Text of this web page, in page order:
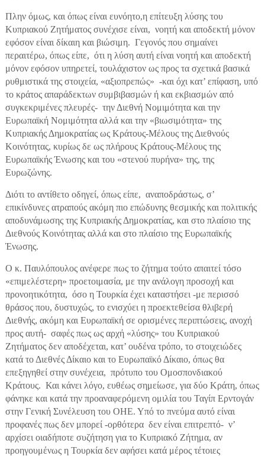
Πλην όμως, και όπως είναι ευνόητο,η επίτευξη λύσης του
Κυπριακού Ζητήματος συνέχισε είναι, νοητή και αποδεκτή μόνον
εφόσον είναι δίκαιη και βιώσιμη. Γεγονός που σημαίνει
περαιτέρω, όπως είπε, ότι η λύση αυτή είναι νοητή και αποδεκτή
μόνον εφόσον υπηρετεί, τουλάχιστον ως προς τα σχετικά βασικά
ρυθμιστικά της στοιχεία, «αξιοπρεπώς» -και όχι κατ’ επίφαση, υπό
το κράτος απαράδεκτων συμβιβασμών ή και εκβιασμών από
συγκεκριμένες πλευρές- την Διεθνή Νομιμότητα και την
Ευρωπαϊκή Νομιμότητα αλλά και την «βιωσιμότητα» της
Κυπριακής Δημοκρατίας ως Κράτους-Μέλους της Διεθνούς
Κοινότητας, κυρίως δε ως πλήρους Κράτους-Μέλους της
Ευρωπαϊκής Ένωσης και του «στενού πυρήνα» της, της
Ευρωζώνης.
Διότι το αντίθετο οδηγεί, όπως είπε, αναποδράστως, σ’
επικίνδυνες ατραπούς ακόμη πιο επώδυνης θεσμικής και πολιτικής
αποδυνάμωσης της Κυπριακής Δημοκρατίας, και στο πλαίσιο της
Διεθνούς Κοινότητας αλλά και στο πλαίσιο της Ευρωπαϊκής
Ένωσης.
Ο κ. Παυλόπουλος ανέφερε πως το ζήτημα τούτο απαιτεί τόσο
«επιμελέστερη» προετοιμασία, με την ανάλογη προσοχή και
προνοητικότητα, όσο η Τουρκία έχει καταστήσει -με περισσό
θράσος που, δυστυχώς, το ενισχύει η προεκτεθείσα θλιβερή
Διεθνής, ακόμη και Ευρωπαϊκή σε ορισμένες περιπτώσεις, ανοχή
προς αυτή- σαφές πως ως αρχή «λύσης» του Κυπριακού
Ζητήματος δεν αποδέχεται, κατ’ ουδένα τρόπο, το στοιχειώδες
κατά το Διεθνές Δίκαιο και το Ευρωπαϊκό Δίκαιο, όπως θα
επεξηγηθεί στην συνέχεια, πρότυπο του Ομοσπονδιακού
Κράτους. Και κάνει λόγο, ευθέως σημείωσε, για δύο Κράτη, όπως
φάνηκε και κατά την προαναφερόμενη ομιλία του Ταγίπ Ερντογάν
στην Γενική Συνέλευση του ΟΗΕ. Υπό το πνεύμα αυτό είναι
προφανές πως δεν μπορεί -ορθότερα δεν είναι επιτρεπτό- ν’
αρχίσει οιαδήποτε συζήτηση για το Κυπριακό Ζήτημα, αν
προηγουμένως η Τουρκία δεν αφήσει κατά μέρος τέτοιες